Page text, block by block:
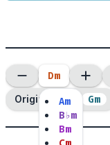
Dm
Am
B♭m
Bm
Original Tone Gm